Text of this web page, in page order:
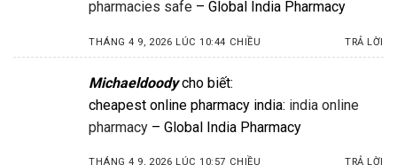
pharmacies safe – Global India Pharmacy
THÁNG 4 9, 2026 LÚC 10:44 CHIỀU TRẢ LỜI
Michaeldoody cho biết:
cheapest online pharmacy india: india online
pharmacy – Global India Pharmacy
THÁNG 4 9, 2026 LÚC 10:57 CHIỀU TRẢ LỜI